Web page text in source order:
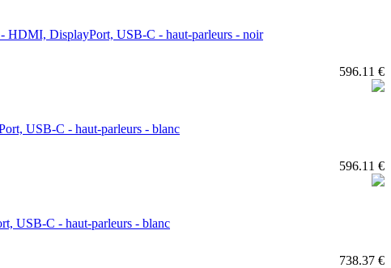
HDMI, DisplayPort, USB-C - haut-parleurs - noir
596.11 €
USB-C - haut-parleurs - blanc
596.11 €
USB-C - haut-parleurs - blanc
738.37 €